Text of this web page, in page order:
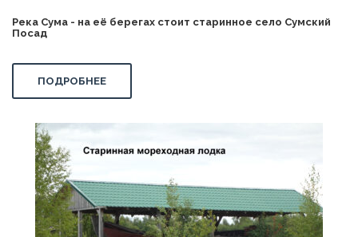
Река Сума - на её берегах стоит старинное село Сумский
Посад
ПОДРОБНЕЕ